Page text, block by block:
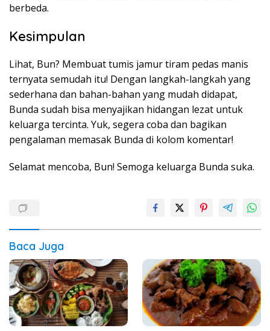
berbeda.
Kesimpulan
Lihat, Bun? Membuat tumis jamur tiram pedas manis
ternyata semudah itu! Dengan langkah-langkah yang
sederhana dan bahan-bahan yang mudah didapat,
Bunda sudah bisa menyajikan hidangan lezat untuk
keluarga tercinta. Yuk, segera coba dan bagikan
pengalaman memasak Bunda di kolom komentar!
Selamat mencoba, Bun! Semoga keluarga Bunda suka.
Baca Juga